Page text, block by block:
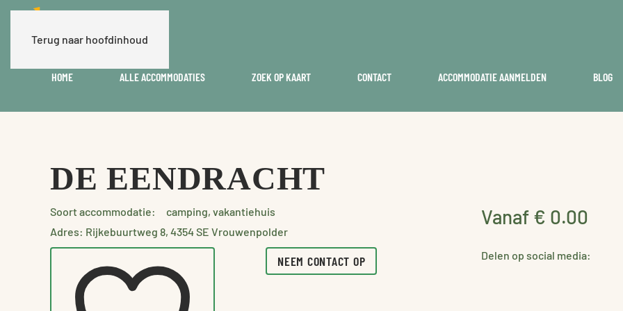
Terug naar hoofdinhoud
HOME ALLE ACCOMMODATIES ZOEK OP KAART CONTACT ACCOMMODATIE AANMELDEN BLOG
DE EENDRACHT
Soort accommodatie:
camping, vakantiehuis
Adres: Rijkebuurtweg 8, 4354 SE Vrouwenpolder
Vanaf € 0.00
NEEM CONTACT OP Delen op social media: